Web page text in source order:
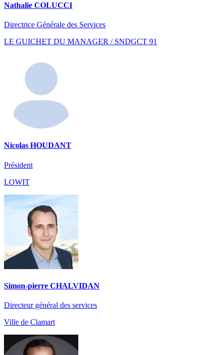
Nathalie COLUCCI
Directrice Générale des Services
LE GUICHET DU MANAGER / SNDGCT 91
Nicolas HOUDANT
Président
LOWIT
Simon-pierre CHALVIDAN
Directeur général des services
Ville de Clamart